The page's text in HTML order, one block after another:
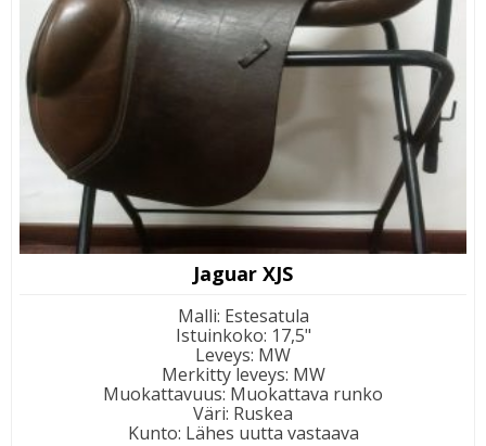
Jaguar XJS
Malli: Estesatula
Istuinkoko: 17,5"
Leveys: MW
Merkitty leveys: MW
Muokattavuus: Muokattava runko
Väri: Ruskea
Kunto: Lähes uutta vastaava